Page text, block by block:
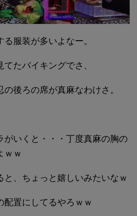
服装が多いよなー。
たバイキングでさ、
後ろの席が真麻なわけさ。
がいくと・・・丁度真麻の胸の
ｗｗ
と、ちょっと嬉しいみたいなｗ
配置にしてるやろｗｗ